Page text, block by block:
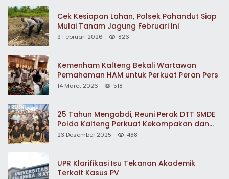
Cek Kesiapan Lahan, Polsek Pahandut Siap
Mulai Tanam Jagung Februari Ini
9 Februari 2026 826
Kemenham Kalteng Bekali Wartawan
Pemahaman HAM untuk Perkuat Peran Pers
14 Maret 2026 518
25 Tahun Mengabdi, Reuni Perak DTT SMDE
Polda Kalteng Perkuat Kekompakan dan
Pengabdian
23 Desember 2025 488
UPR Klarifikasi Isu Tekanan Akademik
Terkait Kasus PV